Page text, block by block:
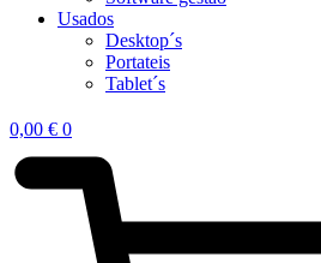
Usados
Desktop´s
Portateis
Tablet´s
0,00 € 0